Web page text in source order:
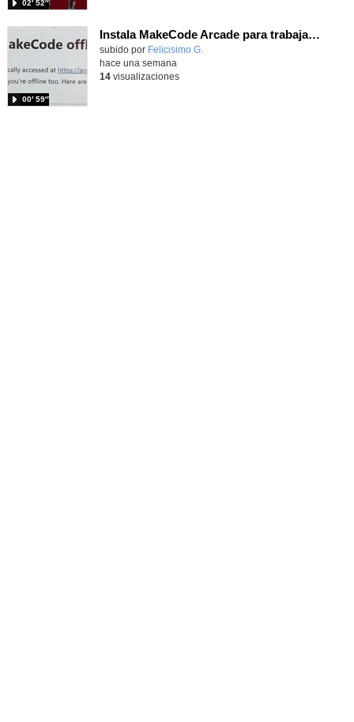
02′ 52″
Instala MakeCode Arcade para trabajar offline en tu tablet, ordenador, Chromebook
Contenido educativo.
subido por Felicisimo G.
00′ 59″
hace una semana
14visualizaciones